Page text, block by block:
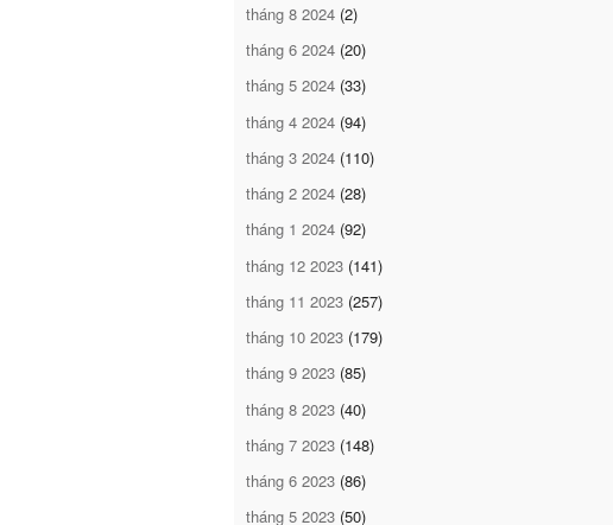
tháng 8 2024 (2)
tháng 6 2024 (20)
tháng 5 2024 (33)
tháng 4 2024 (94)
tháng 3 2024 (110)
tháng 2 2024 (28)
tháng 1 2024 (92)
tháng 12 2023 (141)
tháng 11 2023 (257)
tháng 10 2023 (179)
tháng 9 2023 (85)
tháng 8 2023 (40)
tháng 7 2023 (148)
tháng 6 2023 (86)
tháng 5 2023 (50)